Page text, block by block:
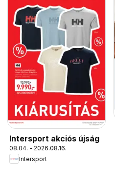
Intersport akciós újság
08.04. - 2026.08.16.
Intersport